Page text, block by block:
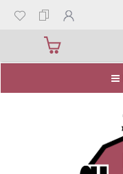
Каталог товаров